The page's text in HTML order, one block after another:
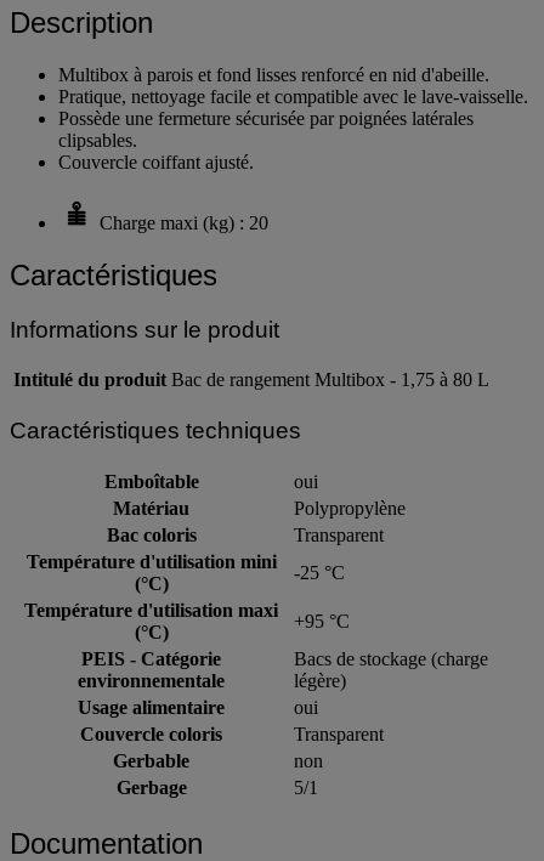
Description
Multibox à parois et fond lisses renforcé en nid d'abeille.
Pratique, nettoyage facile et compatible avec le lave-vaisselle.
Possède une fermeture sécurisée par poignées latérales
clipsables.
Couvercle coiffant ajusté.
Charge maxi (kg) : 20
Caractéristiques
Informations sur le produit
Intitulé du produit Bac de rangement Multibox - 1,75 à 80 L
Caractéristiques techniques
Emboîtable
oui
Matériau
Polypropylène
Bac coloris
Transparent
Température d'utilisation mini
(°C)
-25 °C
Température d'utilisation maxi
(°C)
+95 °C
PEIS - Catégorie
environnementale
Bacs de stockage (charge
légère)
Usage alimentaire
oui
Couvercle coloris
Transparent
Gerbable
non
Gerbage
5/1
Documentation